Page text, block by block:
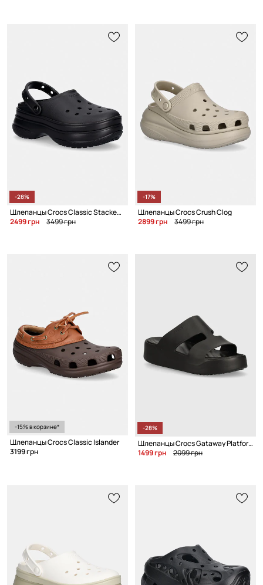
-28%
Шлепанцы Crocs Classic Stacked Clog
2499 грн
3499 грн
-17%
Шлепанцы Crocs Crush Clog
2899 грн
3499 грн
-15% в корзине*
Шлепанцы Crocs Classic Islander
3199 грн
-28%
Шлепанцы Crocs Gataway Platform H - Strap
1499 грн
2099 грн